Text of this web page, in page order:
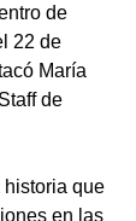
de
22 de
María
de
historia que
en las